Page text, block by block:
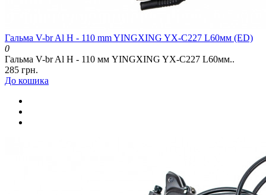
Гальма V-br Al H - 110 mm YINGXING YX-C227 L60мм (ED)
0
Гальма V-br Al H - 110 мм YINGXING YX-C227 L60мм..
285 грн.
До кошика